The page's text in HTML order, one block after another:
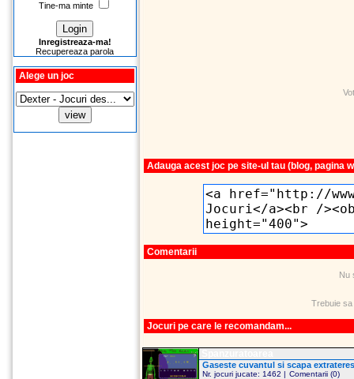
Tine-ma minte
Inregistreaza-ma!
Recupereaza parola
Alege un joc
Adauga acest joc pe site-ul tau (blog, pagina
Comentarii
Nu
Trebuie
Jocuri pe care le recomandam...
Gaseste cuvantul si scapa
Nr. jocuri jucate: 1462 | Comentarii (0)